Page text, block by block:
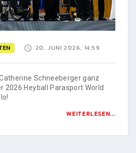
20. JUNI 2026, 14:59
Schneeberger ganz
2026 Heyball Parasport World
WEITERLESEN...